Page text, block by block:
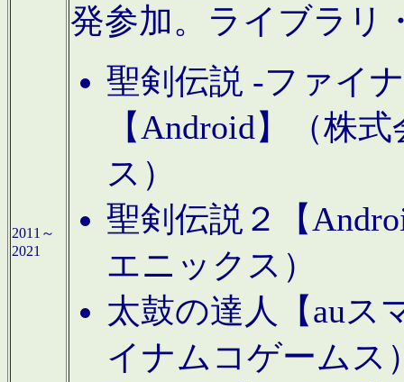
2011～
2021
発参加。ライブラリ
聖剣伝説 -ファイ
【Android】（株
ス）
聖剣伝説２【
エニックス）
太鼓の達人【auス
イナムコゲームス